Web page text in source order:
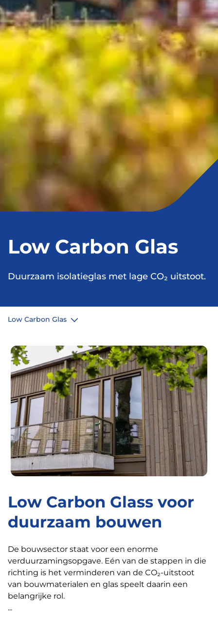
Low Carbon Glas
Duurzaam isolatieglas met lage CO₂ uitstoot.
Low Carbon Glas
Low Carbon Glass voor
duurzaam bouwen
De bouwsector staat voor een enorme
verduurzamingsopgave. Eén van de stappen in die
richting is het verminderen van de CO₂-uitstoot
van bouwmaterialen en glas speelt daarin een
belangrijke rol.
...